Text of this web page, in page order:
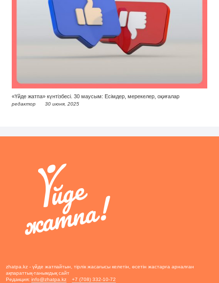
«Үйде жатпа» күнтізбесі. 30 маусым: Есімдер, мерекелер, оқиғалар
редактор 30 июня, 2025
zhatpa.kz - үйде жатпайтын, тірлік жасағысы келетін, өсетін жастарға арналған
ақпараттық-танымдық сайт
Редакция: info@zhatpa.kz +7 (708) 332-10-72